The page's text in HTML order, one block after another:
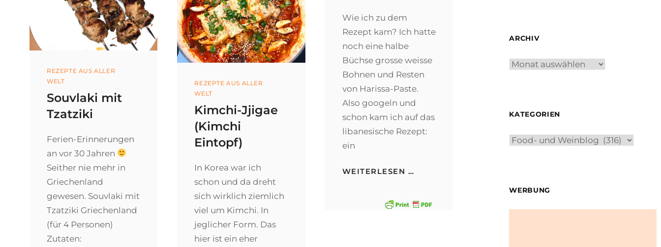
Wie ich zu dem
Rezept kam? Ich hatte
noch eine halbe
Büchse grosse weisse
Bohnen und Resten
von Harissa-Paste.
Also googeln und
schon kam ich auf das
libanesische Rezept:
ein
WEITERLESEN …
Categories
REZEPTE AUS ALLER
WELT
Souvlaki mit
Tzatziki
Ferien-Erinnerungen
an vor 30 Jahren
Seither nie mehr in
Griechenland
gewesen. Souvlaki mit
Tzatziki Griechenland
(für 4 Personen)
Zutaten:
Categories
REZEPTE AUS ALLER
WELT
Kimchi-Jjigae
(Kimchi
Eintopf)
In Korea war ich
schon und da dreht
sich wirklich ziemlich
viel um Kimchi. In
jeglicher Form. Das
hier ist ein eher
ARCHIV
Archiv
KATEGORIEN
Kategorien
WERBUNG